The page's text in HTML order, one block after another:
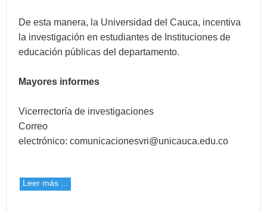
De esta manera, la Universidad del Cauca, incentiva
la investigación en estudiantes de Instituciones de
educación públicas del departamento.
Mayores informes
Vicerrectoría de investigaciones
Correo
electrónico: comunicacionesvri@unicauca.edu.co
Leer más ...